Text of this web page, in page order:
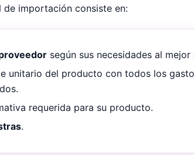
importación consiste en:
según sus necesidades al mejor
unitario del producto con todos los
requerida para su producto.
.